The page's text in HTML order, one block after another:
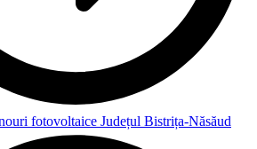
fotovoltaice Județul Bistrița-Năsăud